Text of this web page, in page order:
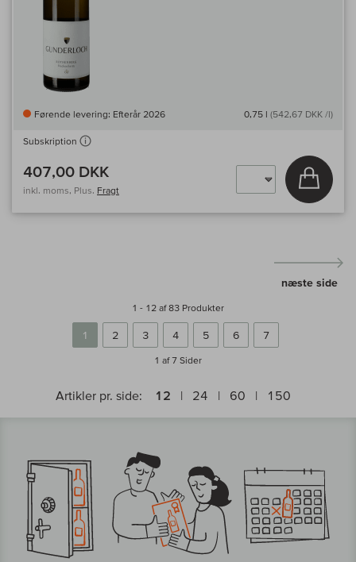
Førende levering: Efterår 2026 0,75 l (542,67 DKK /l)
Subskription
407,00 DKK
inkl. moms, Plus. Fragt
Læg i
1 - 12 af 83 Produkter
1 2 3 4 5 6 7
næste side
1 af 7 Sider
Artikler pr. side: 12 24 60 150